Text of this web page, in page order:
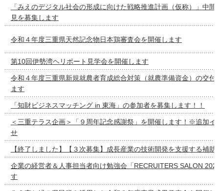
「みえのデジタル社会の形成に向けた戦略推進計画（仮称）」中
見を募集します
令和４年度三重県天然記念物日本鶏審査会を開催します
第10回伊勢湾ヘリポート見学会を開催します
令和４年度三重県新規就農者育成総合対策（就農準備資金）の交付
ます
「知財ビジネスマッチング in 東海」の参加者を募集します！！
＜三重テラス企画＞「９周年記念感謝祭」を開催します！※追加イ
せ
【終了しました】【３次募集】成長産業の技術開発を支援する補
企業の経営者＆人事担当者向け勉強会「RECRUITERS SALON
す